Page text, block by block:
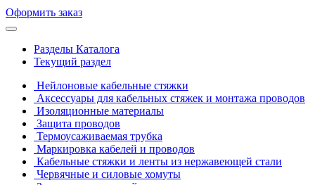
Оформить заказ
Разделы Каталога
Текущий раздел
Нейлоновые кабельные стяжки
Аксессуары для кабельных стяжек и монтажа проводов
Изоляционные материалы
Защита проводов
Термоусаживаемая трубка
Маркировка кабелей и проводов
Кабельные стяжки и ленты из нержавеющей стали
Червячные и силовые хомуты